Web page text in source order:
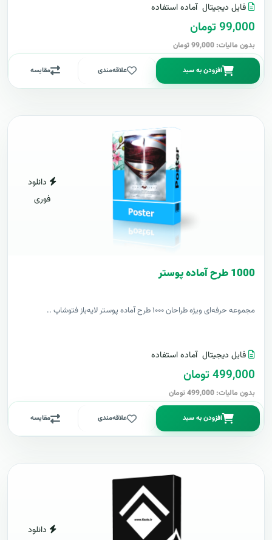
فایل دیجیتال آماده استفاده
99,000 تومان
بدون مالیات: 99,000 تومان
افزودن به سبد علاقه‌مندی مقایسه
دانلود
فوری
1000 طرح آماده پوستر
مجموعه حرفه‌ای ویژه طراحان ۱۰۰۰ طرح آماده پوستر لایه‌باز فتوشاپ ..
فایل دیجیتال آماده استفاده
499,000 تومان
بدون مالیات: 499,000 تومان
افزودن به سبد علاقه‌مندی مقایسه
دانلود